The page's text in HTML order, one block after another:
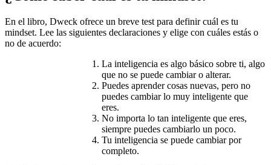
En el libro, Dweck ofrece un breve test para definir cuál es tu
mindset. Lee las siguientes declaraciones y elige con cuáles estás o
no de acuerdo:
La inteligencia es algo básico sobre ti, algo
que no se puede cambiar o alterar.
Puedes aprender cosas nuevas, pero no
puedes cambiar lo muy inteligente que
eres.
No importa lo tan inteligente que eres,
siempre puedes cambiarlo un poco.
Tu inteligencia se puede cambiar por
completo.